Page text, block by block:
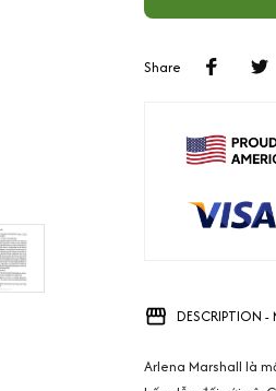
Share
DESCRIPTION -
Arlena Marshall là